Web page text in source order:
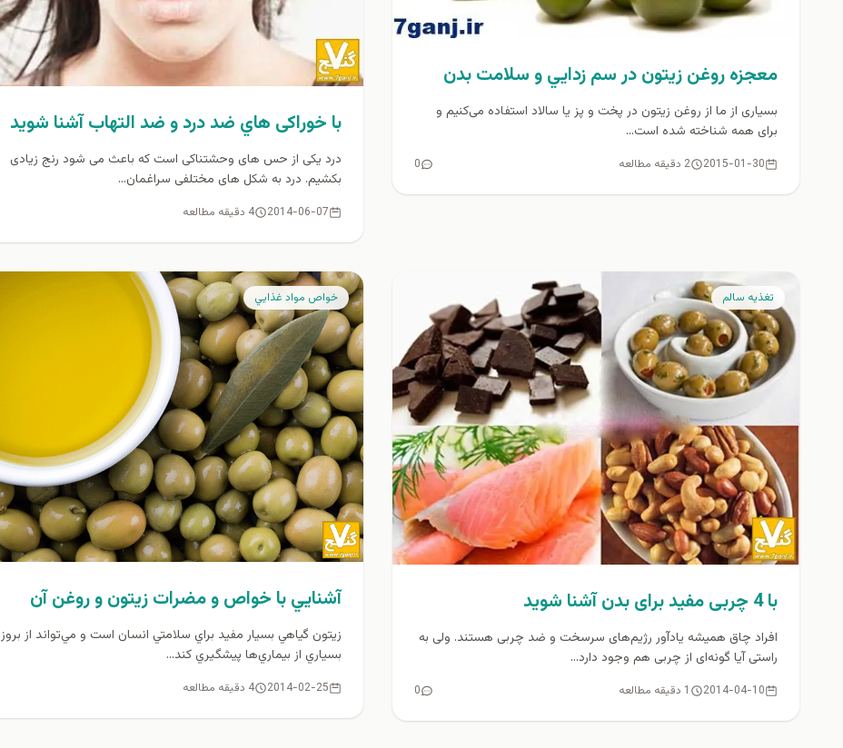
معجزه روغن زیتون در سم زدايي و سلامت بدن
بسیاری از ما از روغن زیتون در پخت و پز یا سالاد استفاده می‌کنیم و
برای همه شناخته شده است...
2015-01-30 2 دقیقه مطالعه 0
با خوراکی هاي ضد درد و ضد التهاب آشنا شويد
درد یکی از حس های وحشتناکی است که باعث می شود رنج زیادی
بکشیم. درد به شکل های مختلفی سراغمان...
2014-06-07 4 دقیقه مطالعه
تغذيه سالم
با 4 چربی مفید برای بدن آشنا شويد
افراد چاق همیشه یادآور رژیم‌های سرسخت و ضد چربی هستند. ولی به
راستی آیا گونه‌ای از چربی هم وجود دارد...
2014-04-10 1 دقیقه مطالعه 0
خواص مواد غذايي
آشنايي با خواص و مضرات زيتون و روغن آن
زيتون گياهي بسيار مفيد براي سلامتي انسان است و مي‌تواند از بروز
بسياري از بيماري‌ها پيشگيري کند...
2014-02-25 4 دقیقه مطالعه